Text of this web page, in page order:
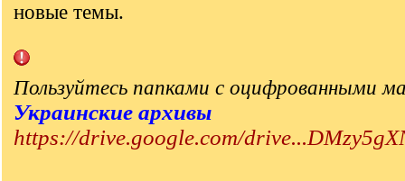
новые темы.
Пользуйтесь папками с оцифрованными
Украинские архивы
https://drive.google.com/